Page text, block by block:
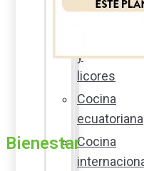
Postres
y
licores
Cocina
ecuatoriana
Cocina
Bienestar